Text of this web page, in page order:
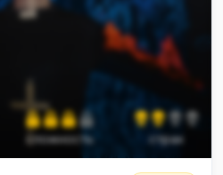
сложность страх